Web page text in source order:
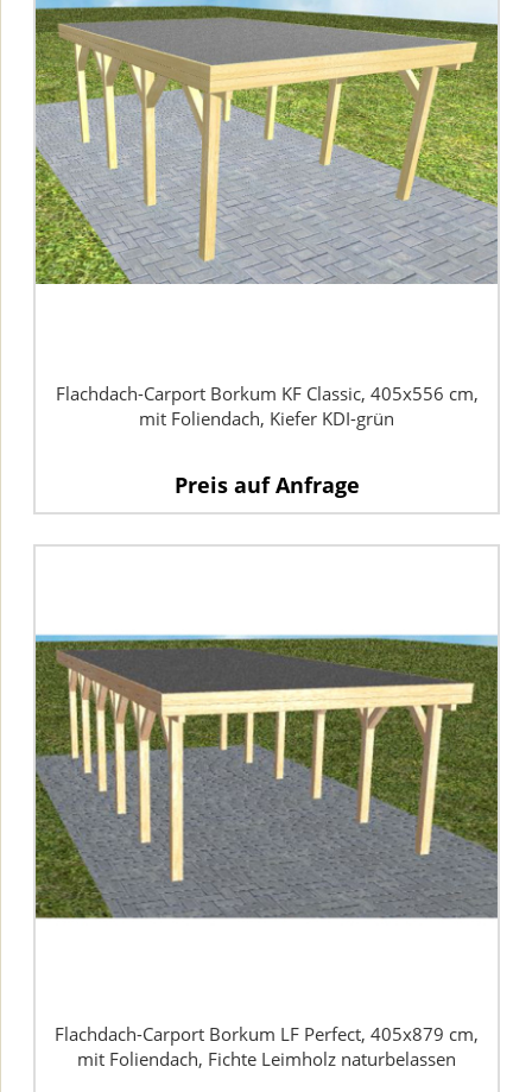
Flachdach-Carport Borkum KF Classic, 405x556 cm,
mit Foliendach, Kiefer KDI-grün
Preis auf Anfrage
Flachdach-Carport Borkum LF Perfect, 405x879 cm,
mit Foliendach, Fichte Leimholz naturbelassen